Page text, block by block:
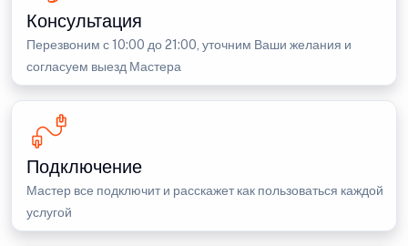
Консультация
Перезвоним с 10:00 до 21:00, уточним Ваши желания и
согласуем выезд Мастера
Подключение
Мастер все подключит и расскажет как пользоваться каждой
услугой